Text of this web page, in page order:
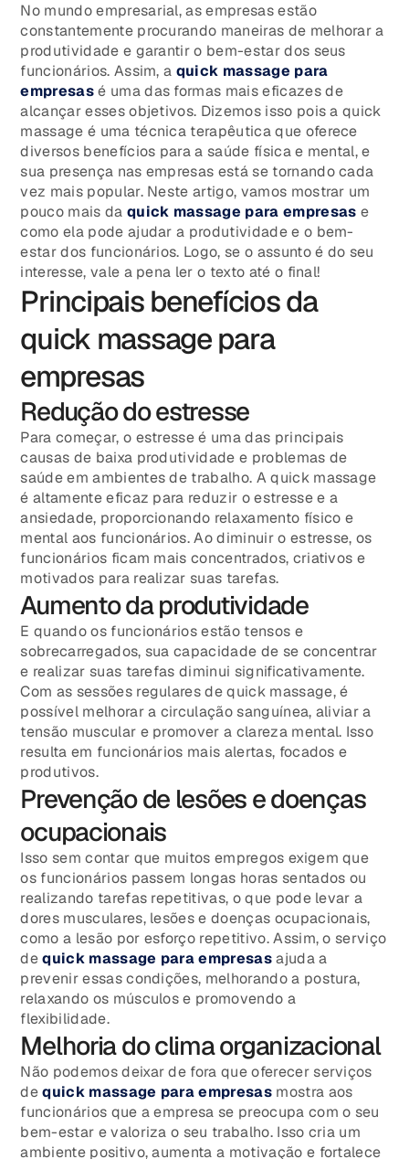
No mundo empresarial, as empresas estão
constantemente procurando maneiras de melhorar a
produtividade e garantir o bem-estar dos seus
funcionários. Assim, a quick massage para
empresasé uma das formas mais eficazes de
alcançar esses objetivos. Dizemos isso pois a quick
massage é uma técnica terapêutica que oferece
diversos benefícios para a saúde física e mental, e
sua presença nas empresas está se tornando cada
vez mais popular. Neste artigo, vamos mostrar um
pouco mais da quick massage para empresas e
como ela pode ajudar a produtividade e o bem-
estar dos funcionários. Logo, se o assunto é do seu
interesse, vale a pena ler o texto até o final!
Principais benefícios da
quick massage para
empresas
Redução do estresse
Para começar, o estresse é uma das principais
causas de baixa produtividade e problemas de
saúde em ambientes de trabalho. A quick massage
é altamente eficaz para reduzir o estresse e a
ansiedade, proporcionando relaxamento físico e
mental aos funcionários. Ao diminuir o estresse, os
funcionários ficam mais concentrados, criativos e
motivados para realizar suas tarefas.
Aumento da produtividade
E quando os funcionários estão tensos e
sobrecarregados, sua capacidade de se concentrar
e realizar suas tarefas diminui significativamente.
Com as sessões regulares de quick massage, é
possível melhorar a circulação sanguínea, aliviar a
tensão muscular e promover a clareza mental. Isso
resulta em funcionários mais alertas, focados e
produtivos.
Prevenção de lesões e doenças
ocupacionais
Isso sem contar que muitos empregos exigem que
os funcionários passem longas horas sentados ou
realizando tarefas repetitivas, o que pode levar a
dores musculares, lesões e doenças ocupacionais,
como a lesão por esforço repetitivo. Assim, o serviço
dequick massage para empresasajuda a
prevenir essas condições, melhorando a postura,
relaxando os músculos e promovendo a
flexibilidade.
Melhoria do clima organizacional
Não podemos deixar de fora que oferecer serviços
dequick massage para empresas mostra aos
funcionários que a empresa se preocupa com o seu
bem-estar e valoriza o seu trabalho. Isso cria um
ambiente positivo, aumenta a motivação e fortalece